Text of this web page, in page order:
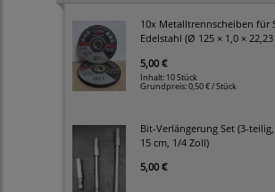
10x Metalltrennscheiben für
Edelstahl (Ø 125 × 1,0 ×
5,00 €
Inhalt: 10 Stück
Grundpreis:0,50 € / Stück
Bit-Verlängerung Set (3-
15 cm, 1/4 Zoll)
5,00 €